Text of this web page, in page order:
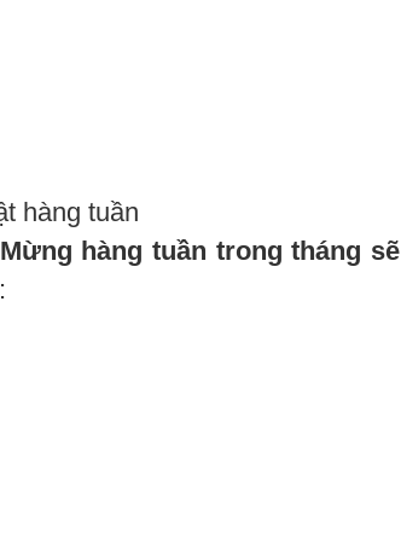
hàng tuần
hàng tuần trong tháng sẽ
: